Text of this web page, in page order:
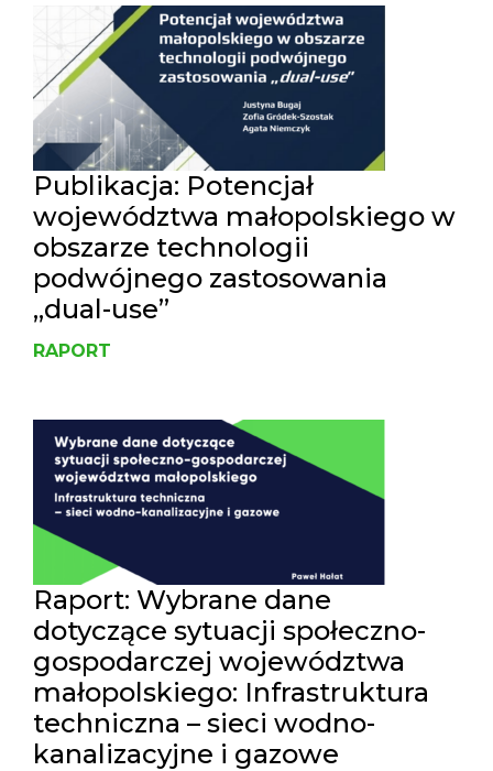
Publikacja: Potencjał
województwa małopolskiego w
obszarze technologii
podwójnego zastosowania
„dual-use”
RAPORT
Raport: Wybrane dane
dotyczące sytuacji społeczno-
gospodarczej województwa
małopolskiego: Infrastruktura
techniczna – sieci wodno-
kanalizacyjne i gazowe